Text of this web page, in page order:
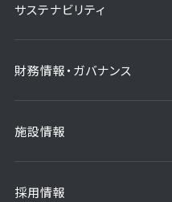
サステナビリティ
財務情報・ガバナンス
施設情報
採用情報